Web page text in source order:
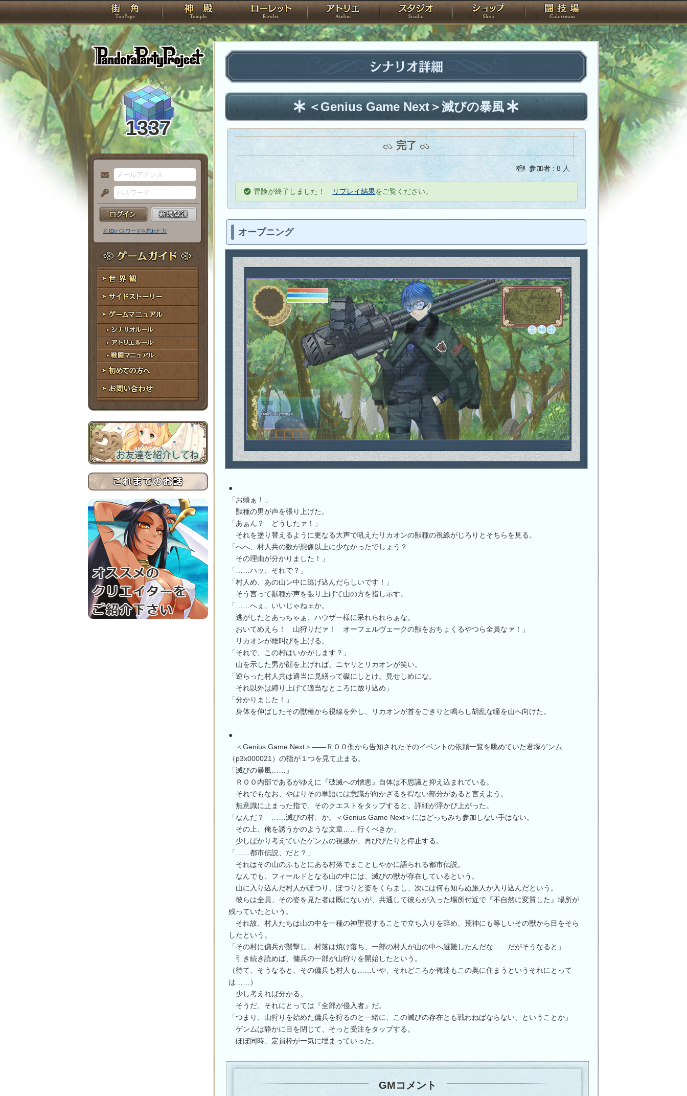
PandoraPartyProject
TOP 神殿 ローレット アトリエ スタジオ ショップ 闘技場
1337
メ
ー
ル
ア
ド
レ
ス
パ
ス
ー
ド
※ ID/パスワードを忘れた方
ゲームガイド
世界観
サイドストーリー
ゲームマニュアル
シナリオルール
アトリエルール
戦闘マニュアル
初めての方へ
お問い合わせ
シナリオ詳細
＜Genius Game Next＞滅びの暴風
完了
参加者 : 8 人
冒険が終了しました！ リプレイ結果をご覧ください。
オープニング
●
「お頭ぁ！」
獣種の男が声を張り上げた。
「あぁん？ どうしたァ！」
それを塗り替えるように更なる大声で吼えたリカオンの獣種の視線がじろりとそちらを見る。
「へへ、村人共の数が想像以上に少なかったでしょう？
その理由が分かりました！」
「……ハッ、それで？」
「村人め、あの山ン中に逃げ込んだらしいです！」
そう言って獣種が声を張り上げて山の方を指し示す。
「……へぇ、いいじゃねェか。
逃がしたとあっちゃぁ、ハウザー様に呆れられらぁな。
おいてめえら！ 山狩りだァ！ オーフェルヴェークの獣をおちょくるやつら全員なァ！」
リカオンが雄叫びを上げる。
「それで、この村はいかがします？」
山を示した男が顔を上げれば、ニヤリとリカオンが笑い。
「逆らった村人共は適当に見繕って磔にしとけ。見せしめにな。
それ以外は縛り上げて適当なところに放り込め」
「分かりました！」
身体を伸ばしたその獣種から視線を外し、リカオンが首をごきりと鳴らし胡乱な瞳を山へ向けた。
●
＜Genius Game Next＞――ＲＯＯ側から告知されたそのイベントの依頼一覧を眺めていた君塚ゲンム
（p3x000021）の指が１つを見て止まる。
「滅びの暴風……」
ＲＯＯ内部であるがゆえに『破滅への憎悪』自体は不思議と抑え込まれている。
それでもなお、やはりその単語には意識が向かざるを得ない部分があると言えよう。
無意識に止まった指で、そのクエストをタップすると、詳細が浮かび上がった。
「なんだ？ ……滅びの村、か。＜Genius Game Next＞にはどっちみち参加しない手はない。
その上、俺を誘うかのような文章……行くべきか」
少しばかり考えていたゲンムの視線が、再びぴたりと停止する。
「……都市伝説、だと？」
それはその山のふもとにある村落でまことしやかに語られる都市伝説。
なんでも、フィールドとなる山の中には、滅びの獣が存在しているという。
山に入り込んだ村人がぽつり、ぽつりと姿をくらまし、次には何も知らぬ旅人が入り込んだという。
彼らは全員、その姿を見た者は既にないが、共通して彼らが入った場所付近で『不自然に変質した』場所が
残っていたという。
それ故、村人たちは山の中を一種の神聖視することで立ち入りを辞め、荒神にも等しいその獣から目をそら
したという。
「その村に傭兵が襲撃し、村落は焼け落ち、一部の村人が山の中へ避難したんだな……だがそうなると」
引き続き読めば、傭兵の一部が山狩りを開始したという。
（待て、そうなると、その傭兵も村人も……いや、それどころか俺達もこの奥に住まうというそれにとって
は……）
少し考えれば分かる。
そうだ、それにとっては『全部が侵入者』だ。
「つまり、山狩りを始めた傭兵を狩るのと一緒に、この滅びの存在とも戦わねばならない、ということか」
ゲンムは静かに目を閉じて、そっと受注をタップする。
ほぼ同時、定員枠が一気に埋まっていった。
GMコメント